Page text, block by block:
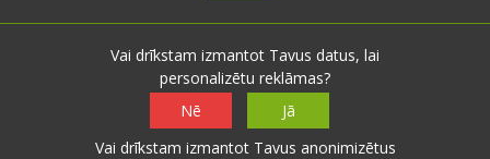
atkušņiem, tad Tev atkal labi nebūs
..
lightning - Līvāni - 3669
Vai drīkstam izmantot Tavus datus, lai
personalizētu reklāmas?
Nē
Jā
Vai drīkstam izmantot Tavus anonimizētus